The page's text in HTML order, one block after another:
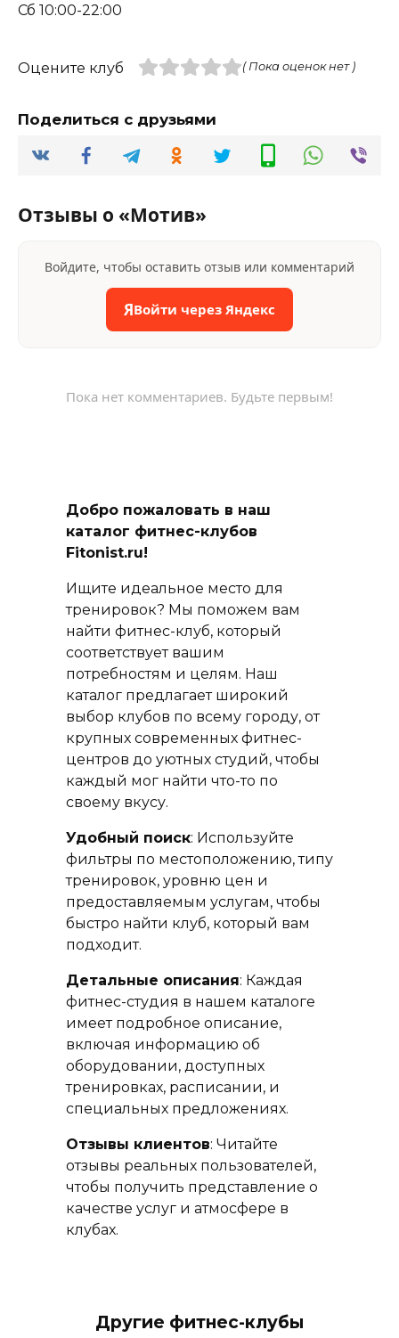
Сб 10:00-22:00
Оцените клуб ( Пока оценок нет )
Поделиться с друзьями
Отзывы о «Мотив»
Войдите, чтобы оставить отзыв или комментарий
ЯВойти через Яндекс
Пока нет комментариев. Будьте первым!
Добро пожаловать в наш
каталог фитнес-клубов
Fitonist.ru!
Ищите идеальное место для
тренировок? Мы поможем вам
найти фитнес-клуб, который
соответствует вашим
потребностям и целям. Наш
каталог предлагает широкий
выбор клубов по всему городу, от
крупных современных фитнес-
центров до уютных студий, чтобы
каждый мог найти что-то по
своему вкусу.
Удобный поиск: Используйте
фильтры по местоположению, типу
тренировок, уровню цен и
предоставляемым услугам, чтобы
быстро найти клуб, который вам
подходит.
Детальные описания: Каждая
фитнес-студия в нашем каталоге
имеет подробное описание,
включая информацию об
оборудовании, доступных
тренировках, расписании, и
специальных предложениях.
Отзывы клиентов: Читайте
отзывы реальных пользователей,
чтобы получить представление о
качестве услуг и атмосфере в
клубах.
Другие фитнес-клубы